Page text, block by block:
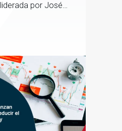
por José